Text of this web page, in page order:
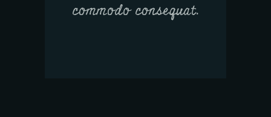
commodo consequat.